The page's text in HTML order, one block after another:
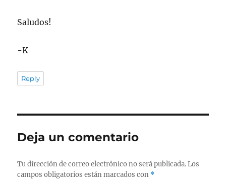
Saludos!
-K
Reply
Deja un comentario
Tu dirección de correo electrónico no será publicada. Los
campos obligatorios están marcados con *